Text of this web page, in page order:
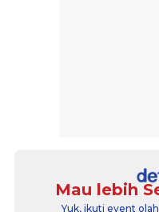
Mau lebih
Yuk, ikuti event